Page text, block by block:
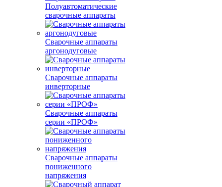
Полуавтоматические
сварочные аппараты
Сварочные аппараты
аргонодуговые
Сварочные аппараты
инверторные
Сварочные аппараты
серии «ПРОФ»
Сварочные аппараты
пониженного
напряжения